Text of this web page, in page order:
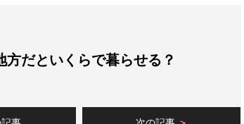
だといくらで暮らせる？